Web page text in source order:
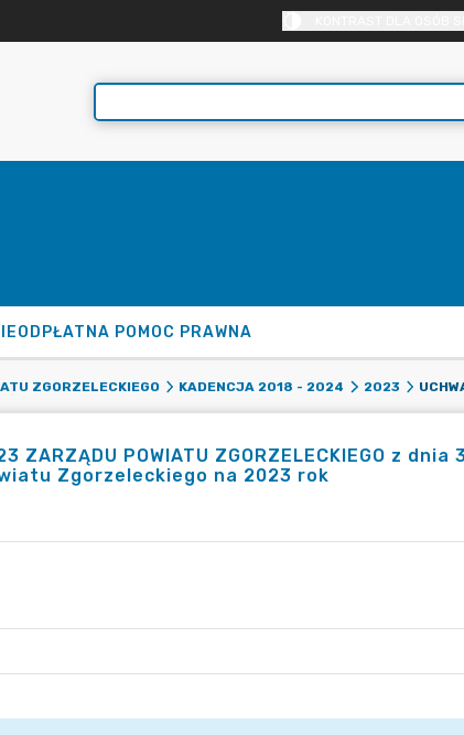
POMOC PRAWNA
ZGORZELECKIEGO KADENCJA 2018 - 2024 2023
ZARZĄDU POWIATU ZGORZELECKIEGO z
Zgorzeleckiego na 2023 rok